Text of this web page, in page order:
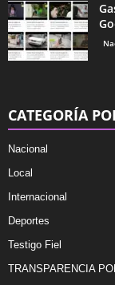
CATEGORÍA
Nacional
Local
Internacional
Deportes
Testigo Fiel
TRANSPARENCIA